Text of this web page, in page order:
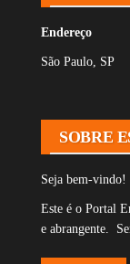
Endereço
São Paulo, SP
SOBRE
Seja bem-vindo!
Este é o Portal
e abrangente.